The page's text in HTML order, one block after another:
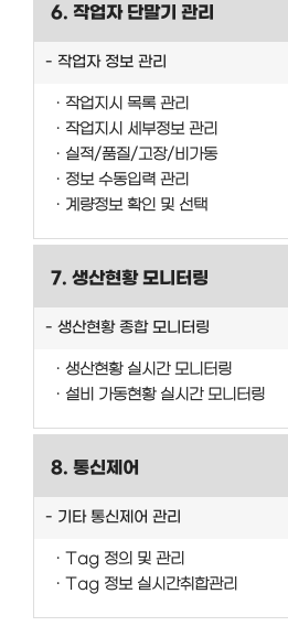
6. 작업자 단말기 관리
작업자 정보 관리
작업지시 목록 관리
작업지시 세부정보 관리
실적/품질/고장/비가동
정보 수동입력 관리
계량정보 확인 및 선택
7. 생산현황 모니터링
생산현황 종합 모니터링
생산현황 실시간 모니터링
설비 가동현황 실시간 모니터링
8. 통신제어
기타 통신제어 관리
Tag 정의 및 관리
Tag 정보 실시간취합관리